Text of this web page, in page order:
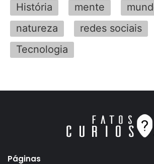
História
mente
natureza
redes sociais
Tecnologia
Páginas